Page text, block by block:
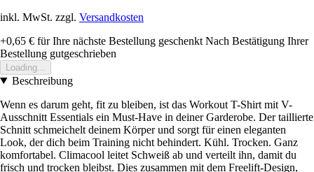
inkl. MwSt. zzgl. Versandkosten
+0,65 € für Ihre nächste Bestellung geschenkt Nach Bestätigung Ihrer
Bestellung gutgeschrieben
Loading...
Beschreibung
Wenn es darum geht, fit zu bleiben, ist das Workout T-Shirt mit V-
Ausschnitt Essentials ein Must-Have in deiner Garderobe. Der taillierte
Schnitt schmeichelt deinem Körper und sorgt für einen eleganten
Look, der dich beim Training nicht behindert. Kühl. Trocken. Ganz
komfortabel. Climacool leitet Schweiß ab und verteilt ihn, damit du
frisch und trocken bleibst. Dies zusammen mit dem Freelift-Design,